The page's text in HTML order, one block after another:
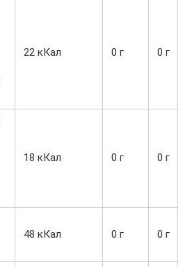
22 кКал 0 г 0 г
18 кКал 0 г 0 г
48 кКал 0 г 0 г